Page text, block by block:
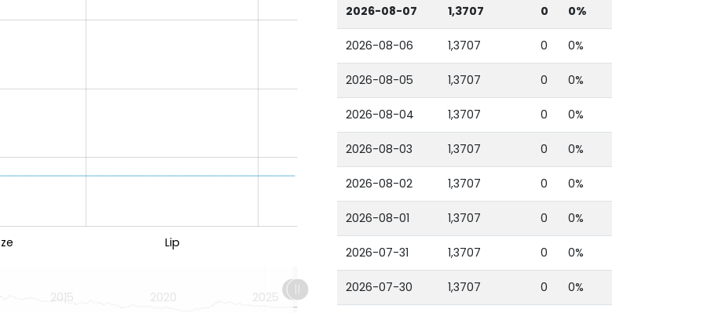
Lip
2015 2020 2025
2026-08-07 1,3707 0 0%
2026-08-06 1,3707 0 0%
2026-08-05 1,3707 0 0%
2026-08-04 1,3707 0 0%
2026-08-03 1,3707 0 0%
2026-08-02 1,3707 0 0%
2026-08-01 1,3707 0 0%
2026-07-31 1,3707 0 0%
2026-07-30 1,3707 0 0%